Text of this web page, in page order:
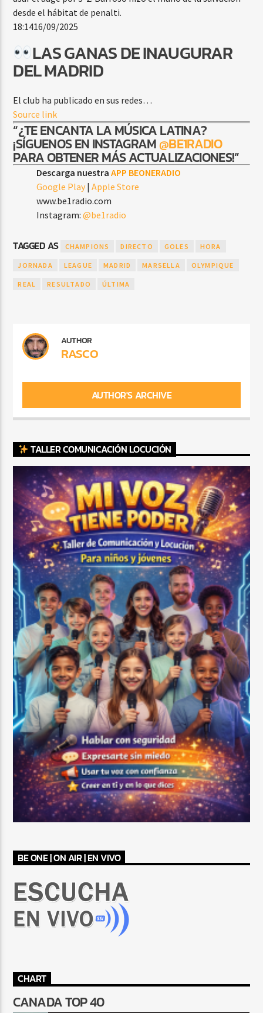
desde el hábitat de penalti.
18:1416/09/2025
LAS GANAS DE INAUGURAR
DEL MADRID
El club ha publicado en sus redes…
Source link
“¿TE ENCANTA LA MÚSICA LATINA?
¡SÍGUENOS EN INSTAGRAM@BE1RADIO
PARA OBTENER MÁS ACTUALIZACIONES!”
Descarga nuestraAPP BEONERADIO
Google Play |Apple Store
www.be1radio.com
Instagram:@be1radio
TAGGED AS CHAMPIONS DIRECTO GOLES HORA
JORNADA LEAGUE MADRID MARSELLA OLYMPIQUE
REAL RESULTADO ÚLTIMA
AUTHOR
RASCO
AUTHOR'S ARCHIVE
TALLER COMUNICACIÓN LOCUCIÓN
BE ONE | ON AIR | EN VIVO
CHART
CANADA TOP 40